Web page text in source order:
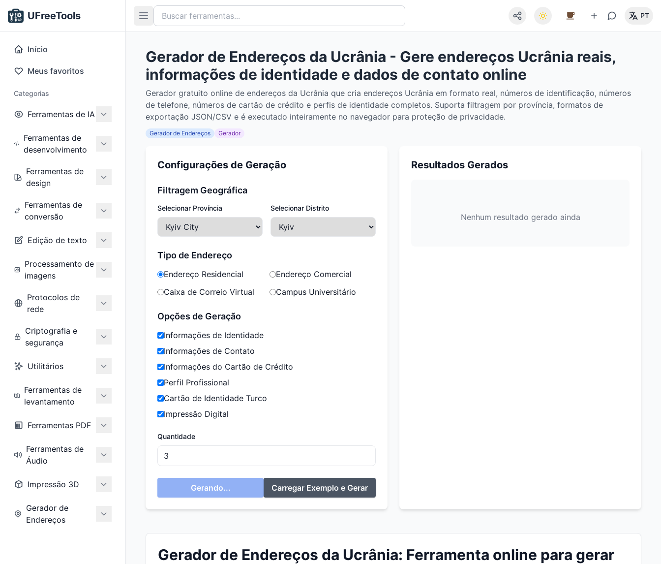
UFreeTools
Início
Meus favoritos
Categorias
Ferramentas de IA
Ferramentas de
desenvolvimento
Ferramentas de
design
Ferramentas de
conversão
Edição de texto
Processamento de
imagens
Protocolos de
rede
Criptografia e
segurança
Utilitários
Ferramentas de
levantamento
Ferramentas PDF
Ferramentas de
Áudio
Impressão 3D
Gerador de
Endereços
PT
Gerador de Endereços da Ucrânia - Gere endereços Ucrânia reais,
informações de identidade e dados de contato online
Gerador gratuito online de endereços da Ucrânia que cria endereços Ucrânia em formato real, números de identificação, números
de telefone, números de cartão de crédito e perfis de identidade completos. Suporta filtragem por província, formatos de
exportação JSON/CSV e é executado inteiramente no navegador para proteção de privacidade.
Gerador de Endereços Gerador
Configurações de Geração
Filtragem Geográfica
Selecionar Província Selecionar Distrito
Tipo de Endereço
Endereço Residencial
Endereço Comercial
Caixa de Correio Virtual
Campus Universitário
Opções de Geração
Informações de Identidade
Informações de Contato
Informações do Cartão de Crédito
Perfil Profissional
Cartão de Identidade Turco
Impressão Digital
Quantidade
Gerando... Carregar Exemplo e Gerar
Resultados Gerados
Nenhum resultado gerado ainda
Gerador de Endereços da Ucrânia: Ferramenta online para gerar